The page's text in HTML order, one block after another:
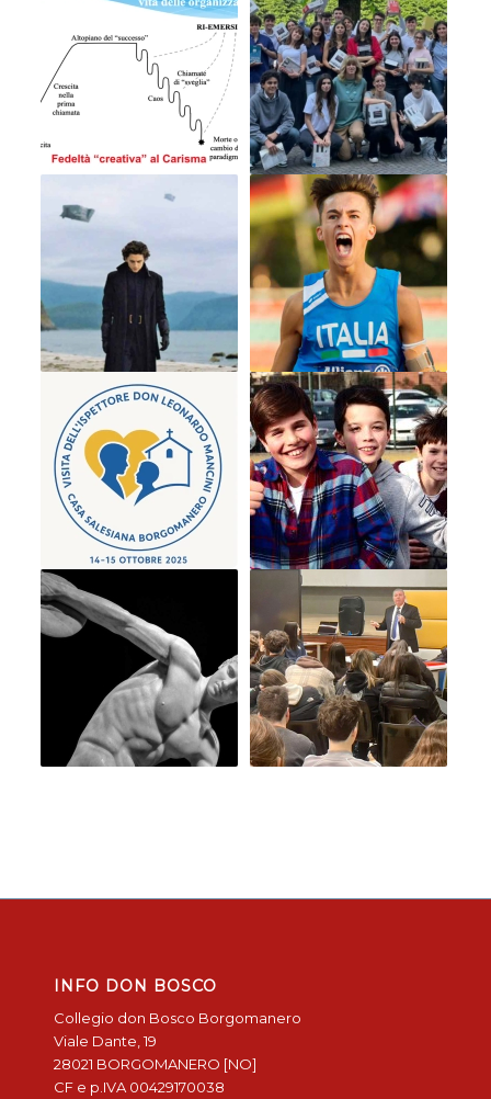
INFO DON BOSCO
Collegio don Bosco Borgomanero
Viale Dante, 19
28021 BORGOMANERO [NO]
CF e p.IVA 00429170038